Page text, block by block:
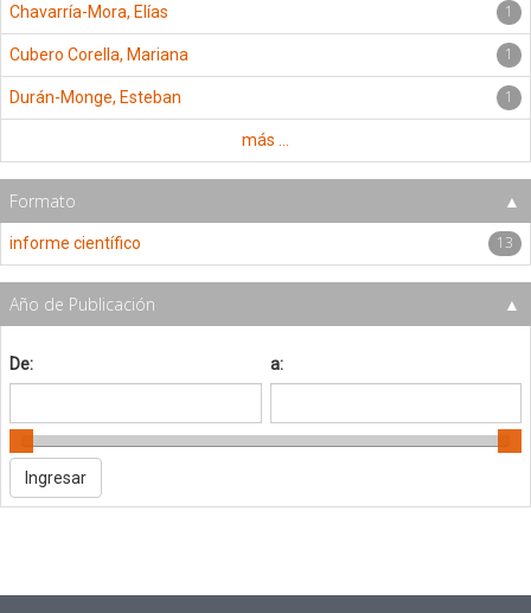
Chavarría-Mora, Elías 1
Cubero Corella, Mariana 1
Durán-Monge, Esteban 1
más ...
Formato
informe científico 13
Año de Publicación
De: a: